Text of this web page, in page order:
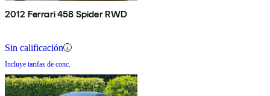
2012 Ferrari 458 Spider RWD
Sin calificación
Incluye tarifas de conc.